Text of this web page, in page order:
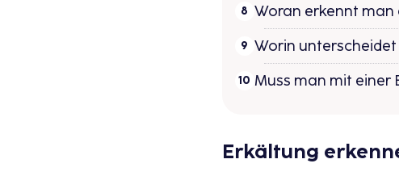
Woran erkennt man
Worin unterscheidet
Muss man mit einer
Erkältung